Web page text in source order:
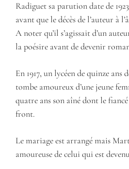
Radiguet sa parution date de
avant que le décès de l’auteur à
A noter qu’il s’agissait d’un
la poésire avant de devenir
En 1917, un lycéen de quinze ans
tombe amoureux d’une jeune
quatre ans son aîné dont le
front.
Le mariage est arrangé mais
amoureuse de celui qui est